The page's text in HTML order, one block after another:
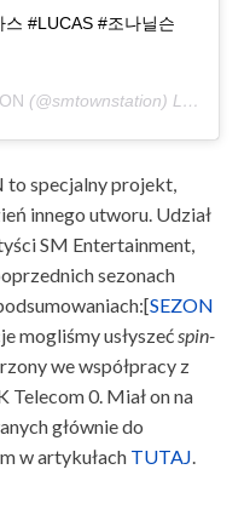
#LUCAS #조나닐슨
(@smtownstation) Lis 20, 2018 o 1:00 PST
to specjalny projekt,
innego utworu. Udział
SM Entertainment,
sezonach
SEZON
mogliśmy usłyszećspin-
we współpracy z
0. Miał on na
głównie do
w artykułach TUTAJ.